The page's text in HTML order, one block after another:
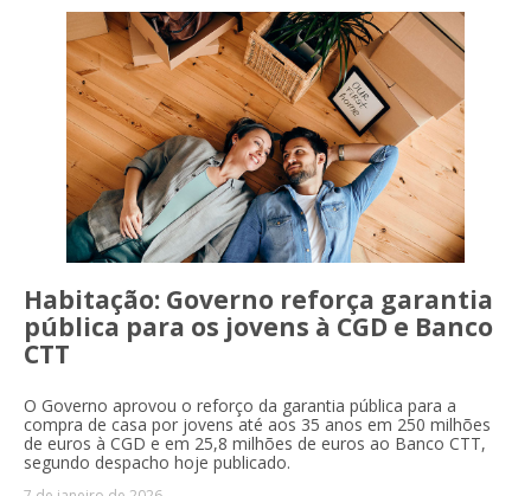
Habitação: Governo reforça garantia
pública para os jovens à CGD e Banco
CTT
O Governo aprovou o reforço da garantia pública para a
compra de casa por jovens até aos 35 anos em 250 milhões
de euros à CGD e em 25,8 milhões de euros ao Banco CTT,
segundo despacho hoje publicado.